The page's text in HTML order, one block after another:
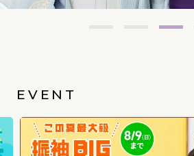
EVENT